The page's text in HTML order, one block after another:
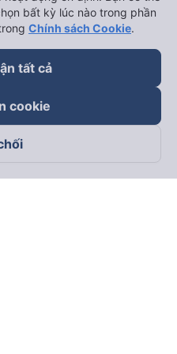
bất kỳ lúc nào trong phần
Chính sách Cookie.
tất cả
cookie